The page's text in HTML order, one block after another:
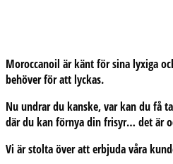
Moroccanoil är känt för sina lyxiga
behöver för att lyckas.
Nu undrar du kanske, var kan du få
där du kan förnya din frisyr… det är
Vi är stolta över att erbjuda våra